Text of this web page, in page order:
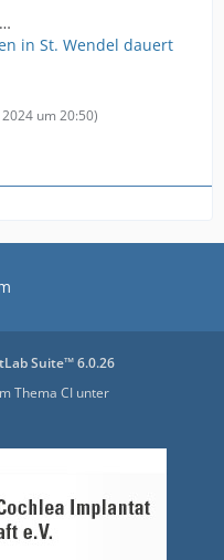
in St. Wendel dauert
2024 um 20:50)
Suite™ 6.0.26
Thema CI unter